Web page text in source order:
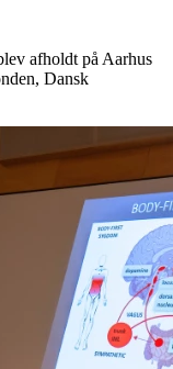
afholdt på Aarhus
Dansk